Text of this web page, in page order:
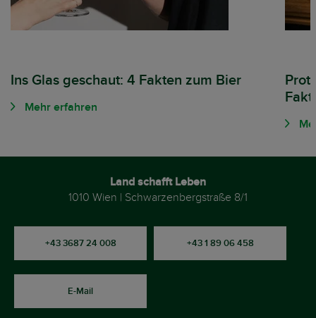
Ins Glas geschaut: 4 Fakten zum Bier
Mehr erfahren
Land schafft Leben
1010 Wien | Schwarzenbergstraße 8/1
+43 3687 24 008 +43 1 89 06 458
E-Mail